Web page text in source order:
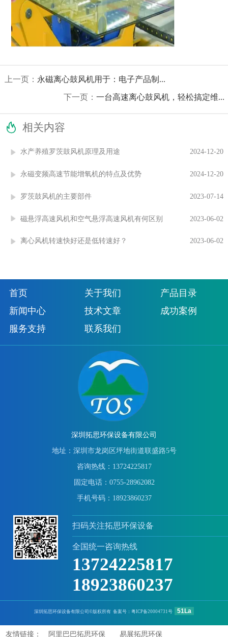
上一页： 永磁离心鼓风机用于：电子产品制...
下一页： 一台高速离心鼓风机，轻松搞定维...
 相关内容
水产养殖罗茨鼓风机原理及用途 2024-12-20
永磁变频高速节能增氧机的特点及优势 2024-12-20
罗茨鼓风机的主要部件 2023-07-14
磁悬浮高速风机和空气悬浮高速风机有何区别 2023-06-02
离心风机转速快好还是低转速好？ 2023-06-02
首页 关于我们
产品目录
新闻中心
技术文章
成功案例
服务支持
联系我们
深圳拓思环保设备有限公司
地址：深圳市龙岗区坪地街道联盛路5号
咨询热线：13724225817
固定电话：0755-28962082
手机号码：18923860237
扫码关注拓思环保设备
全国统一咨询热线
13724225817
18923860237
深圳拓思环保设备有限公司©版权所有 备案号： 粤ICP备20004731号 51La
友情链接： 阿里巴巴拓思环保 易展拓思环保